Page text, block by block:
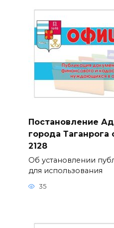
Постановление
города Таганрога
2128
Об установлении
для использования
35